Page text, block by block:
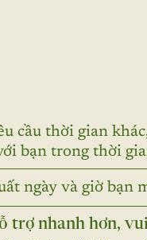
cầu thời gian
bạn trong thời
trợ nhanh hơn,